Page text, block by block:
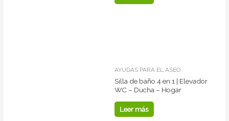
AYUDAS PARA EL ASEO
Silla de baño 4 en 1 | Elevador
WC – Ducha – Hogar
Leer más